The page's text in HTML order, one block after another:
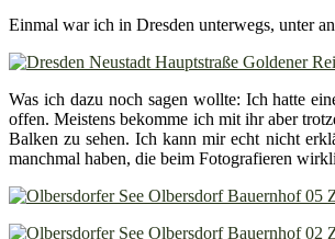
Einmal war ich in Dresden unterwegs, unter
Was ich dazu noch sagen wollte: Ich hatte
offen. Meistens bekomme ich mit ihr aber
Balken zu sehen. Ich kann mir echt nicht
manchmal haben, die beim Fotografieren